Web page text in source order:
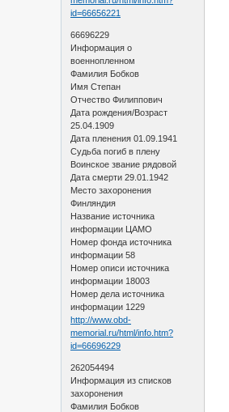
id=66656221
66696229
Информация о
военнопленном
Фамилия Бобков
Имя Степан
Отчество Филиппович
Дата рождения/Возраст
25.04.1909
Дата пленения 01.09.1941
Судьба погиб в плену
Воинское звание рядовой
Дата смерти 29.01.1942
Место захоронения
Финляндия
Название источника
информации ЦАМО
Номер фонда источника
информации 58
Номер описи источника
информации 18003
Номер дела источника
информации 1229
http://www.obd-
memorial.ru/html/info.htm?
id=66696229
262054494
Информация из списков
захоронения
Фамилия Бобков